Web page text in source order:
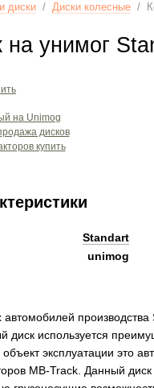
диски / Диски колесные /
на унимог
Standart
unimog
автомобилей
диск используется
эксплуатации это
MB-Track. Данный